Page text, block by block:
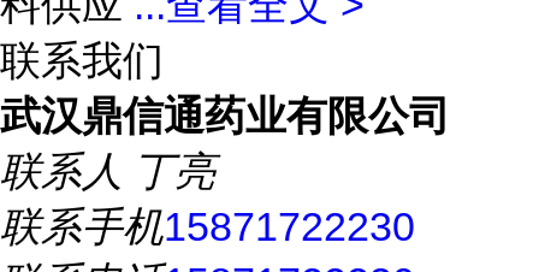
联系我们
武汉鼎信通药业有限公司
联系人 丁亮
联系手机15871722230